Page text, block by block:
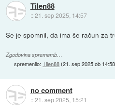
Tilen88
::21. sep 2025, 14:57
Se je spomnil, da ima še račun za
Zgodovina sprememb…
spremenilo:Tilen88(21. sep 2025 ob 14:58
no comment
::21. sep 2025, 15:21